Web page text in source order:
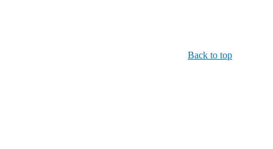
Back to top